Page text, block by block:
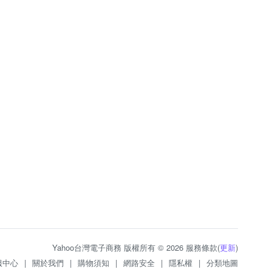
Yahoo台灣電子商務 版權所有 © 2026 服務條款(更新)
中心 | 關於我們 | 購物須知 | 網路安全 | 隱私權 | 分類地圖